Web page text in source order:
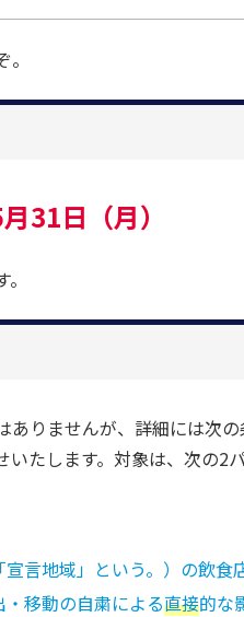
31日（月）
りませんが、詳細には次
たします。対象は、次の2
言地域」という。）の飲食
移動の自粛による直接的な